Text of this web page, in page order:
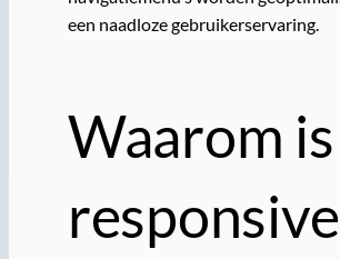
een naadloze gebruikerservaring.
Waarom is
responsive